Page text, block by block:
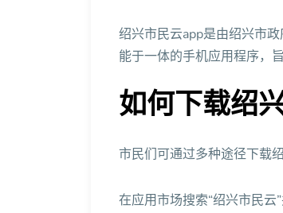
绍兴市民云app是由绍兴市
能于一体的手机应用程序，
如何下载绍
市民们可通过多种途径下载
在应用市场搜索“绍兴市民云”